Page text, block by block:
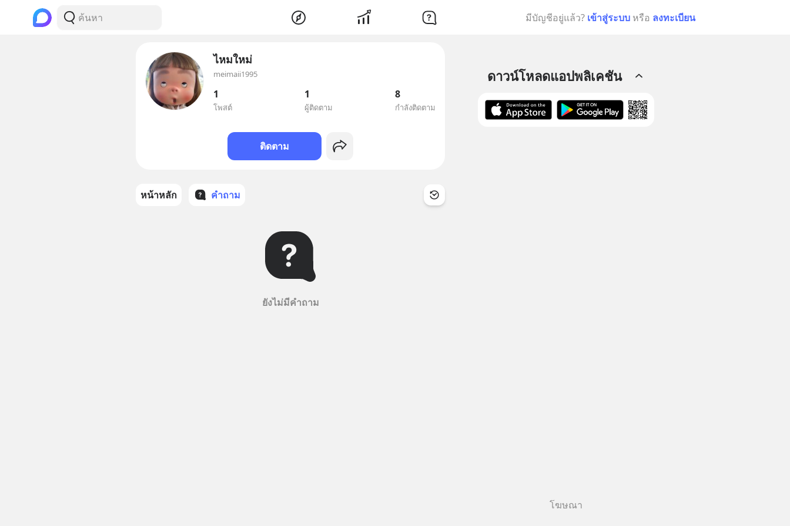
มีบัญชีอยู่แล้ว? เข้าสู่ระบบ หรือ ลงทะเบียน
ไหมใหม่
meimaii1995
1
โพสต์
1
ผู้ติดตาม
8
กำลังติดตาม
ติดตาม
หน้าหลัก คำถาม
ยังไม่มีคำถาม
ดาวน์โหลดแอปพลิเคชัน
โฆษณา